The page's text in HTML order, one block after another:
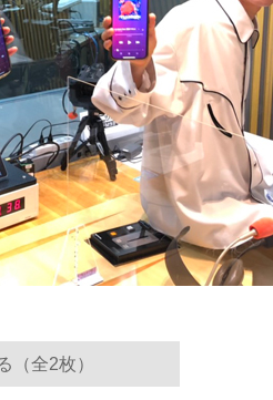
（全2枚）